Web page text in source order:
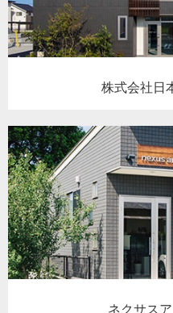
株式会社日
ネクサス